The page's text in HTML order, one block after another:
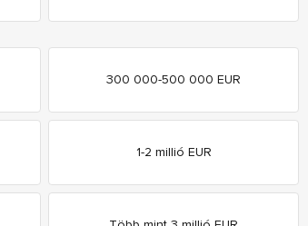
300 000-500 000 EUR
1-2 millió EUR